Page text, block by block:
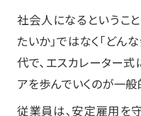
社会人になるというこ
たいか」ではなく「どん
代で、エスカレーター
アを歩んでいくのが一般
従業員は、安定雇用を